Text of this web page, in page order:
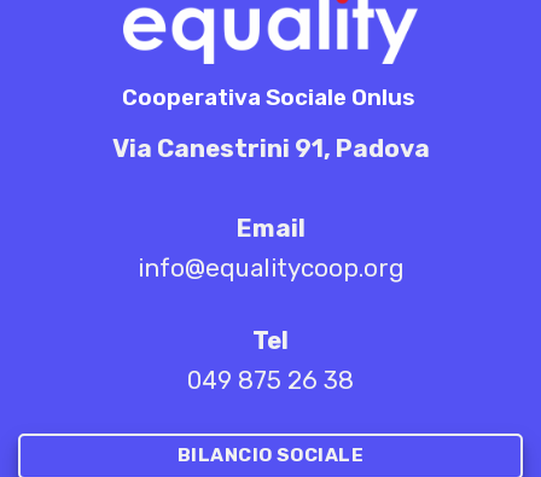
Cooperativa Sociale Onlus
Via Canestrini 91, Padova
Email
info@equalitycoop.org
Tel
049 875 26 38
BILANCIO SOCIALE